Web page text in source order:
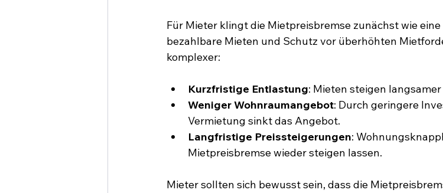
Für Mieter klingt die Mietpreisbremse zunächst wie
bezahlbare Mieten und Schutz vor überhöhten
komplexer:
Kurzfristige Entlastung: Mieten steigen
Weniger Wohnraumangebot: Durch geringere
Vermietung sinkt das Angebot.
Langfristige Preissteigerungen:
Mietpreisbremse wieder steigen lassen.
Mieter sollten sich bewusst sein, dass die